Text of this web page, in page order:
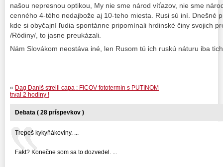
našou nepresnou optikou, My nie sme národ víťazov, nie sme
cenného 4-tého nedajbože aj 10-teho miesta. Rusi sú iní. Dnešné
kde si obyčajní ľudia spontánne pripomínali hrdinské činy svojich
/Ródiny/, to jasne preukázali.
Nám Slovákom neostáva iné, len Rusom tú ich ruskú náturu iba
« Dag Daniš strelil capa : FICOV fototermín s PUTINOM
trval 2 hodiny !
Debata ( 28 príspevkov )
Trepeš kykyňákoviny. ...
Fakt? Konečne som sa to dozvedel. ...